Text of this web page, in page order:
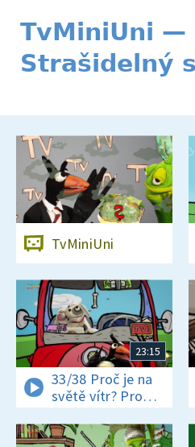
TvMiniUni —
Strašidelný
TvMiniUni
23:15
33/38 Proč je na
světě vítr? Proč
jsou někteří hadi
jedovatí?